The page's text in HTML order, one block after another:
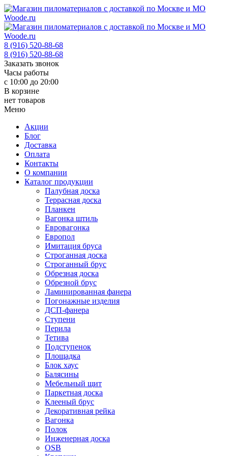
8 (916) 520-88-68
8 (916) 520-88-68
Заказать звонок
Часы работы
с 10:00 до 20:00
В корзине
нет товаров
Меню
Акции
Блог
Доставка
Оплата
Контакты
О компании
Каталог продукции
Палубная доска
Террасная доска
Планкен
Вагонка штиль
Евровагонка
Европол
Имитация бруса
Строганная доска
Строганный брус
Обрезная доска
Обрезной брус
Ламинированная фанера
Погонажные изделия
ДСП-фанера
Ступени
Перила
Тетива
Подступенок
Площадка
Блок хаус
Балясины
Мебельный щит
Паркетная доска
Клееный брус
Декоративная рейка
Вагонка
Полок
Инженерная доска
OSB